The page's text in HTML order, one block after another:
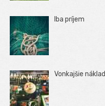
Iba príjem
Vonkajšie náklad